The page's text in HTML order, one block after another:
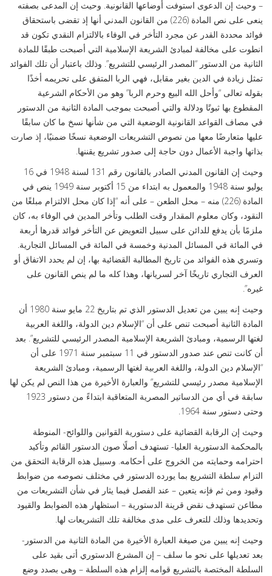
– وحيث إن الدعوى استوفت أوضاعها القانونية. وحيث إن المدعى بصفته
ينعى على نص المادة (226) من القانون المدني أنها إذ تقضى باستحقاق
فوائد محددة القدر عن مجرد التأخر في الوفاء بالالتزام النقدي تكون قد
انطوت على مخالفة لمبادئ الشريعة الإسلامية التي أصبحت طبقًا للمادة
الثانية من الدستور “المصدر الرئيسي للتشريع”. وذلك باعتبار أن تلك الفوائد
تمثل زيادة في الدين بغير مقابل، فهي الربا المتفق على تحريمه أخذًا
بقوله تعالى “وأحل الله البيع وحرم الربا” وهو من الأحكام الشرعية
المقطوع بها ثبوتًا ودلالة والتي أصبحت بموجب المادة الثانية من الدستور
في مصاف القواعد القانونية الوضعية التي من شأنها نسخ ما كان سابقًا
عليها متعارضًا معها من نصوص التشريعات الوضعية نسخًا ضمنيًا، إذ صارت
بذاتها واجبة الأعمال دون حاجة إلى صدور تشريع يقننها.
وحيث إن القانون المدني الصادر بالقانون رقم 131 لسنة 1948 في 16
يوليو سنة 1948 والمعمول به ابتداء من 15 أكتوبر سنة 1949 ينص في
المادة (226) منه – محل الطعن – على أنه “إذا كان محل الالتزام مبلغًا من
النقود، وكان معلوم المقدار وقت الطلب وتأخر المدين في الوفاء به، كان
ملزمًا بأن يدفع للدائن على سبيل التعويض عن التأخر فوائد قدرها أربعة
في المائة في المسائل المدنية وخمسة في المائة في المسائل التجارية.
وتسري هذه الفوائد من تاريخ المطالبة القضائية بها، إن لم يحدد الاتفاق أو
العرف التجاري تاريخًا آخر لسريانها، وهذا كله ما لم ينص القانون على
غيره”.
وحيث إنه يبين من تعديل الدستور الذي تم بتاريخ 22 مايو سنة 1980 أن
المادة الثانية أصبحت تنص على أن “الإسلام دين الدولة، واللغة العربية
لغتها الرسمية، ومبادئ الشريعة الإسلامية المصدر الرئيسي للتشريع”. بعد
أن كانت تنص عند صدور الدستور في 11 سبتمبر سنة 1971 على أن
“الإسلام دين الدولة، واللغة العربية لغتها الرسمية، ومبادئ الشريعة
الإسلامية مصدر رئيسي للتشريع” والعبارة الأخيرة من هذا النص لم يكن لها
سابقة في أي من الدساتير المصرية المتعاقبة ابتداءً من دستور 1923
وحتى دستور سنة 1964.
وحيث إن الرقابة القضائية على دستورية القوانين واللوائح- المنوطة
بالمحكمة الدستورية العليا- تستهدف أصلًا صون الدستور القائم وتأكيد
احترامه وحمايته من الخروج على أحكامه. وسبيل هذه الرقابة التحقق من
التزام سلطة التشريع بما يورده الدستور في مختلف نصوصه من ضوابط
وقيود ومن ثم فإنه يتعين – عند الفصل فيما يثار في شأن التشريعات من
مطاعن تستهدف نقض قرينة الدستورية – استظهار هذه الضوابط والقيود
وتحديدها وذلك للتعرف على مدى مخالفة تلك التشريعات لها.
وحيث إنه يبين من صيغة العبارة الأخيرة من المادة الثانية من الدستور-
بعد تعديلها على نحو ما سلف – إن المشرع الدستوري أتى بقيد على
السلطة المختصة بالتشريع قوامه إلزام هذه السلطة – وهى بصدد وضع